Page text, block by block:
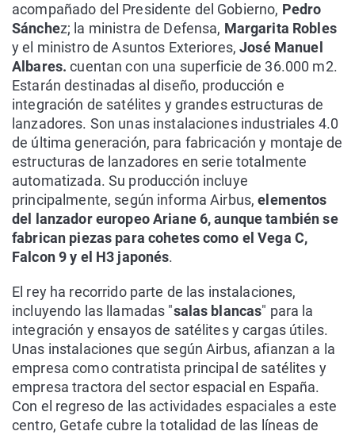
acompañado del Presidente del Gobierno, Pedro
Sánchez; la ministra de Defensa, Margarita Robles
y el ministro de Asuntos Exteriores,José Manuel
Albares. cuentan con una superficie de 36.000 m2.
Estarán destinadas al diseño, producción e
integración de satélites y grandes estructuras de
lanzadores. Son unas instalaciones industriales 4.0
de última generación, para fabricación y montaje de
estructuras de lanzadores en serie totalmente
automatizada. Su producción incluye
principalmente, según informa Airbus,elementos
del lanzador europeo Ariane 6, aunque también se
fabrican piezas para cohetes como el Vega C,
Falcon 9 y el H3 japonés.
El rey ha recorrido parte de las instalaciones,
incluyendo las llamadas "salas blancas" para la
integración y ensayos de satélites y cargas útiles.
Unas instalaciones que según Airbus, afianzan a la
empresa como contratista principal de satélites y
empresa tractora del sector espacial en España.
Con el regreso de las actividades espaciales a este
centro, Getafe cubre la totalidad de las líneas de